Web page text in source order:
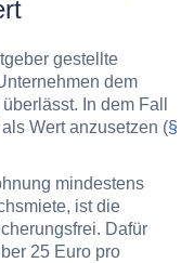
gestellte
dem
In dem Fall
Wert anzusetzen (§
mindestens
ist die
Dafür
25 Euro pro